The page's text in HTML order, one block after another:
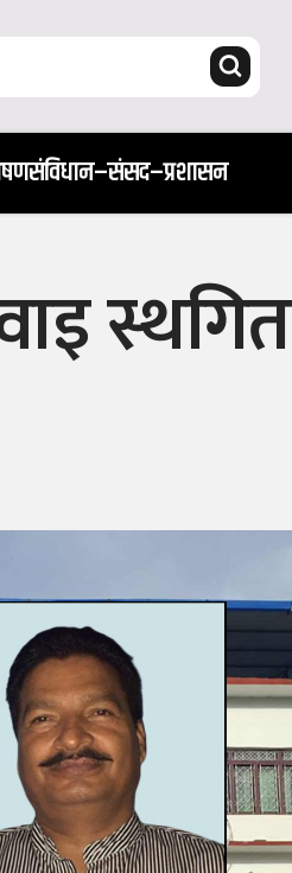
संविधान–संसद–प्रशासन
स्थगित